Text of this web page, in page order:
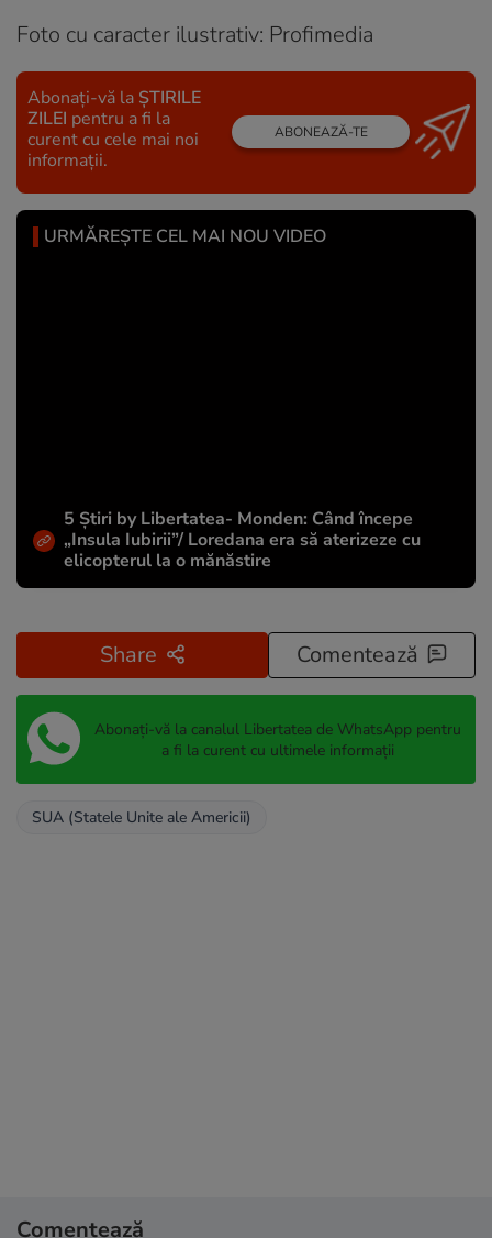
Foto cu caracter ilustrativ: Profimedia
Abonați-vă la ȘTIRILE
ZILEI pentru a fi la
curent cu cele mai noi
informații.
ABONEAZĂ-TE
URMĂREȘTE CEL MAI NOU VIDEO
5 Știri by Libertatea- Monden: Când începe
„Insula Iubirii”/ Loredana era să aterizeze cu
elicopterul la o mănăstire
Share Comentează
Abonați-vă la canalul Libertatea de WhatsApp pentru
a fi la curent cu ultimele informații
SUA (Statele Unite ale Americii)
Comentează